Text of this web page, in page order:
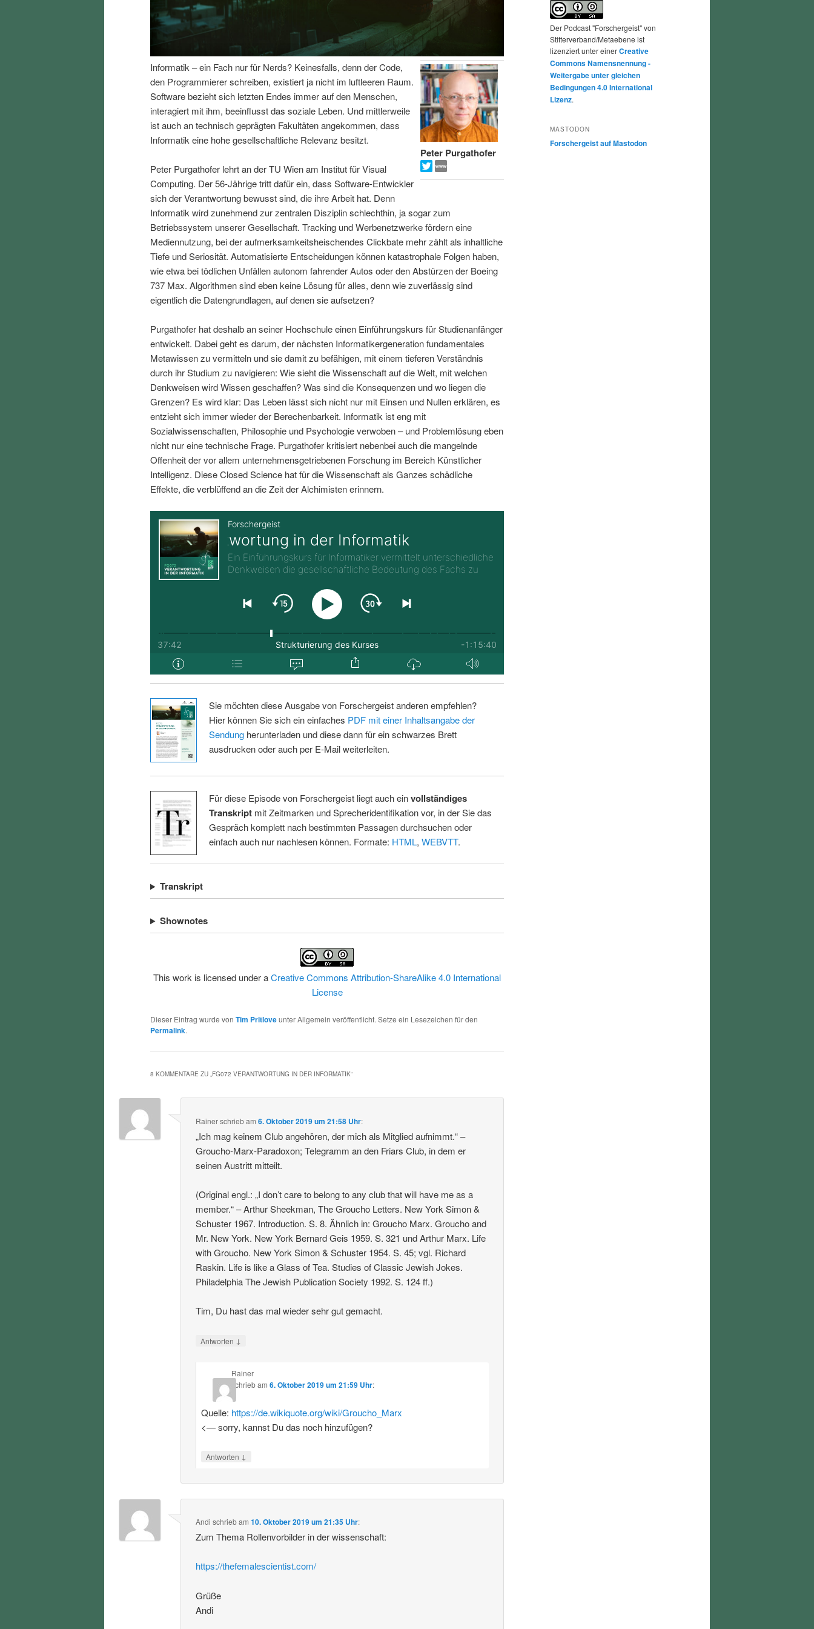
I
t
s
p
r
i
g
e
n
e
a
l
t
s
p
i
n
g
e
n
Peter Purgathofer
Informatik – ein Fach nur für Nerds? Keinesfalls, denn der Code,
den Programmierer schreiben, existiert ja nicht im luftleeren Raum.
Software bezieht sich letzten Endes immer auf den Menschen,
interagiert mit ihm, beeinflusst das soziale Leben. Und mittlerweile
ist auch an technisch geprägten Fakultäten angekommen, dass
Informatik eine hohe gesellschaftliche Relevanz besitzt.
Peter Purgathofer lehrt an der TU Wien am Institut für Visual
Computing. Der 56-Jährige tritt dafür ein, dass Software-Entwickler
sich der Verantwortung bewusst sind, die ihre Arbeit hat. Denn
Informatik wird zunehmend zur zentralen Disziplin schlechthin, ja sogar zum
Betriebssystem unserer Gesellschaft. Tracking und Werbenetzwerke fördern eine
Mediennutzung, bei der aufmerksamkeitsheischendes Clickbate mehr zählt als inhaltliche
Tiefe und Seriosität. Automatisierte Entscheidungen können katastrophale Folgen haben,
wie etwa bei tödlichen Unfällen autonom fahrender Autos oder den Abstürzen der Boeing
737 Max. Algorithmen sind eben keine Lösung für alles, denn wie zuverlässig sind
eigentlich die Datengrundlagen, auf denen sie aufsetzen?
Purgathofer hat deshalb an seiner Hochschule einen Einführungskurs für Studienanfänger
entwickelt. Dabei geht es darum, der nächsten Informatikergeneration fundamentales
Metawissen zu vermitteln und sie damit zu befähigen, mit einem tieferen Verständnis
durch ihr Studium zu navigieren: Wie sieht die Wissenschaft auf die Welt, mit welchen
Denkweisen wird Wissen geschaffen? Was sind die Konsequenzen und wo liegen die
Grenzen? Es wird klar: Das Leben lässt sich nicht nur mit Einsen und Nullen erklären, es
entzieht sich immer wieder der Berechenbarkeit. Informatik ist eng mit
Sozialwissenschaften, Philosophie und Psychologie verwoben – und Problemlösung eben
nicht nur eine technische Frage. Purgathofer kritisiert nebenbei auch die mangelnde
Offenheit der vor allem unternehmensgetriebenen Forschung im Bereich Künstlicher
Intelligenz. Diese Closed Science hat für die Wissenschaft als Ganzes schädliche
Effekte, die verblüffend an die Zeit der Alchimisten erinnern.
Sie möchten diese Ausgabe von Forschergeist anderen empfehlen?
Hier können Sie sich ein einfaches PDF mit einer Inhaltsangabe der
Sendungherunterladen und diese dann für ein schwarzes Brett
ausdrucken oder auch per E-Mail weiterleiten.
Für diese Episode von Forschergeist liegt auch einvollständiges
Transkriptmit Zeitmarken und Sprecheridentifikation vor, in der Sie das
Gespräch komplett nach bestimmten Passagen durchsuchen oder
einfach auch nur nachlesen können. Formate: HTML, WEBVTT.
Transkript
Shownotes
This work is licensed under aCreative Commons Attribution-ShareAlike 4.0 International
License
Dieser Eintrag wurde von Tim Pritloveunter Allgemein veröffentlicht. Setze ein Lesezeichen für den
Permalink.
8 KOMMENTARE ZU „FG072 VERANTWORTUNG IN DER INFORMATIK“
Rainerschriebam6. Oktober 2019 um 21:58 Uhr:
„Ich mag keinem Club angehören, der mich als Mitglied aufnimmt.“ –
Groucho-Marx-Paradoxon; Telegramm an den Friars Club, in dem er
seinen Austritt mitteilt.
(Original engl.: „I don’t care to belong to any club that will have me as a
member.“ – Arthur Sheekman, The Groucho Letters. New York Simon &
Schuster 1967. Introduction. S. 8. Ähnlich in: Groucho Marx. Groucho and
Mr. New York. New York Bernard Geis 1959. S. 321 und Arthur Marx. Life
with Groucho. New York Simon & Schuster 1954. S. 45; vgl. Richard
Raskin. Life is like a Glass of Tea. Studies of Classic Jewish Jokes.
Philadelphia The Jewish Publication Society 1992. S. 124 ff.)
Tim, Du hast das mal wieder sehr gut gemacht.
Antworten ↓
Rainer
schriebam 6. Oktober 2019 um 21:59 Uhr:
Quelle: https://de.wikiquote.org/wiki/Groucho_Marx
<— sorry, kannst Du das noch hinzufügen?
Antworten ↓
Andi schriebam10. Oktober 2019 um 21:35 Uhr:
Zum Thema Rollenvorbilder in der wissenschaft:
https://thefemalescientist.com/
Grüße
Andi
Der Podcast "Forschergeist" von
Stifterverband/Metaebene ist
lizenziert unter einerCreative
Commons Namensnennung -
Weitergabe unter gleichen
Bedingungen 4.0 International
Lizenz.
MASTODON
Forschergeist auf Mastodon